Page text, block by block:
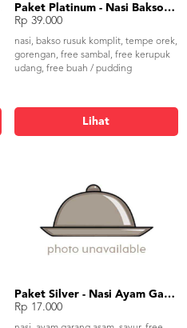
Paket Platinum - Nasi Bakso Rusuk
Rp 39.000
nasi, bakso rusuk komplit, tempe orek,
gorengan, free sambal, free kerupuk
udang, free buah / pudding
Lihat
Paket Silver - Nasi Ayam Garang Asam
Rp 17.000